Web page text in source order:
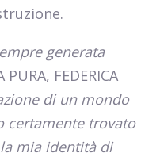
generata
FEDERICA
di un mondo
certamente trovato
la mia identità di